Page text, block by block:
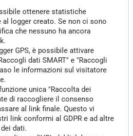
ottenere statistiche
logger creato. Se non ci sono
che nessuno ha ancora
GPS, è possibile attivare
dati SMART" e "Raccogli
le informazioni sul visitatore
unica "Raccolta dei
di raccogliere il consenso
al link finale. Questo vi
link conformi al GDPR e ad altre
dati.